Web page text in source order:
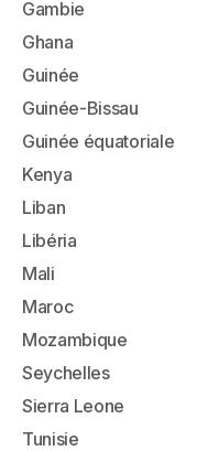
Gambie
Ghana
Guinée
Guinée-Bissau
Guinée équatoriale
Kenya
Liban
Libéria
Mali
Maroc
Mozambique
Seychelles
Sierra Leone
Tunisie